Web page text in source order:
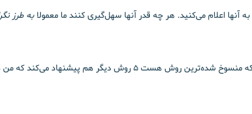
اعلام می‌کنید. هر چه قدر آنها سهل‌گیری کنند ما معمولا به طرز
سیستم مدیریت ارزش کسب شده برای آنکه جلوی این مشکل را بگیرد علاوه بر روش درصد تکمیل که